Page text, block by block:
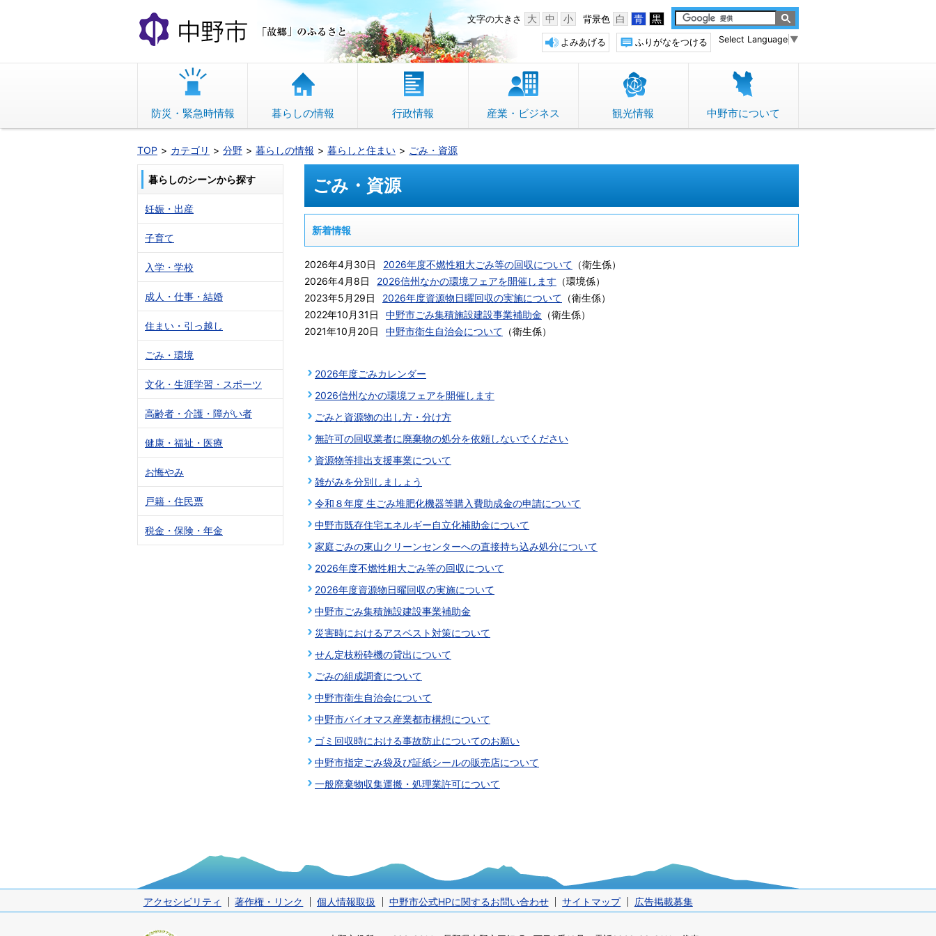
文
へ
動
中野市 「故郷」のふるさと 背景色 白 青 黒
文字の大きさ 大 中 小
Select Language ▼
ふりがなをつける
よみあげる
防災・緊急時情報 暮らしの情報 行政情報 産業・ビジネス 観光情報 中野市について
TOP カテゴリ 分野 暮らしの情報 暮らしと住まい ごみ・資源
ごみ・資源
新着情報
2026年4月30日 2026年度不燃性粗大ごみ等の回収について （衛生係）
2026年4月8日
2026信州なかの環境フェアを開催します （環境係）
2023年5月29日
2026年度資源物日曜回収の実施について （衛生係）
2022年10月31日
中野市ごみ集積施設建設事業補助金 （衛生係）
2021年10月20日
中野市衛生自治会について （衛生係）
2026年度ごみカレンダー
2026信州なかの環境フェアを開催します
ごみと資源物の出し方・分け方
無許可の回収業者に廃棄物の処分を依頼しないでください
資源物等排出支援事業について
雑がみを分別しましょう
令和８年度 生ごみ堆肥化機器等購入費助成金の申請について
中野市既存住宅エネルギー自立化補助金について
家庭ごみの東山クリーンセンターへの直接持ち込み処分について
2026年度不燃性粗大ごみ等の回収について
2026年度資源物日曜回収の実施について
中野市ごみ集積施設建設事業補助金
災害時におけるアスベスト対策について
せん定枝粉砕機の貸出について
ごみの組成調査について
中野市衛生自治会について
中野市バイオマス産業都市構想について
ゴミ回収時における事故防止についてのお願い
中野市指定ごみ袋及び証紙シールの販売店について
一般廃棄物収集運搬・処理業許可について
暮らしのシーンから探す
妊娠・出産
子育て
入学・学校
成人・仕事・結婚
住まい・引っ越し
ごみ・環境
文化・生涯学習・スポーツ
高齢者・介護・障がい者
健康・福祉・医療
お悔やみ
戸籍・住民票
税金・保険・年金
アクセシビリティ 著作権・リンク 個人情報取扱 中野市公式HPに関するお問い合わせ サイトマップ 広告掲載募集